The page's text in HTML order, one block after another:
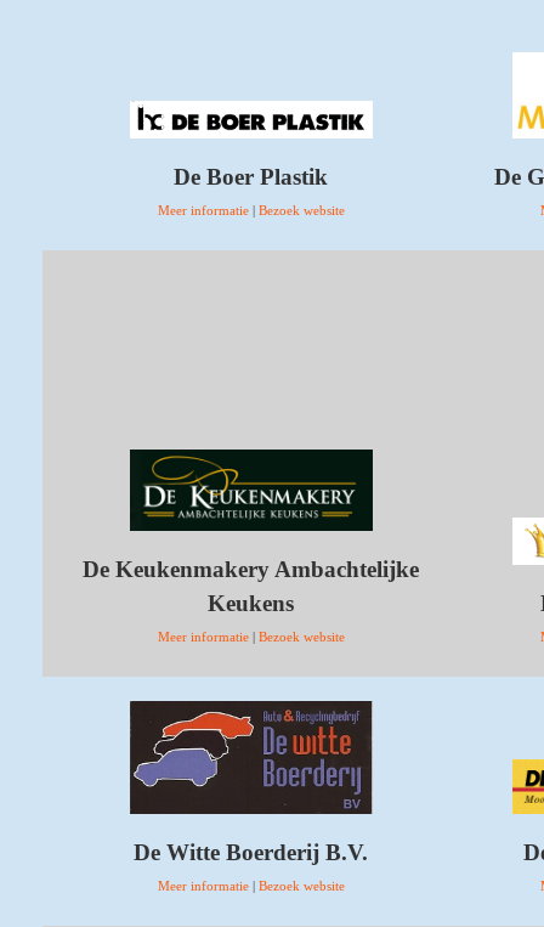
De Boer Plastik
Meer informatie| Bezoek website
De
De Keukenmakery Ambachtelijke
Keukens
Meer informatie| Bezoek website
De Witte Boerderij B.V.
Meer informatie| Bezoek website